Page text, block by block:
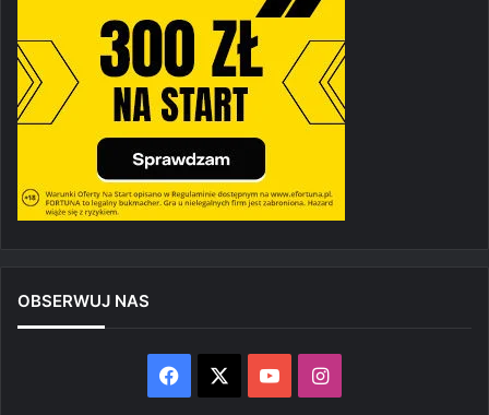
OBSERWUJ NAS
Facebook YouTubeInstagram